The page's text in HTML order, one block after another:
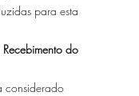
para esta
do
considerado